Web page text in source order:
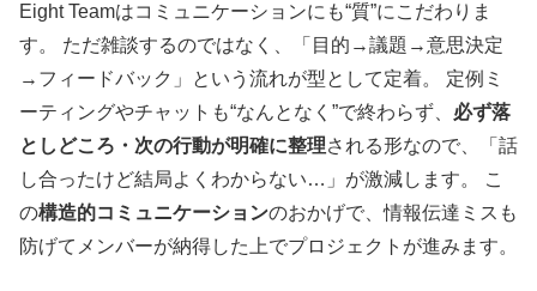
Eight Teamはコミュニケーションにも“質”にこだわりま
す。 ただ雑談するのではなく、「目的→議題→意思決定
→フィードバック」という流れが型として定着。 定例ミ
ーティングやチャットも“なんとなく”で終わらず、 必ず落
としどころ・次の行動が明確に整理される形なので、「話
し合ったけど結局よくわからない…」が激減します。 こ
の構造的コミュニケーションのおかげで、情報伝達ミスも
防げてメンバーが納得した上でプロジェクトが進みます。